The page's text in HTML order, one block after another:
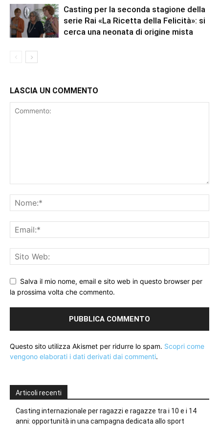
Casting per la seconda stagione della
serie Rai «La Ricetta della Felicità»: si
cerca una neonata di origine mista
LASCIA UN COMMENTO
Salva il mio nome, email e sito web in questo browser per
la prossima volta che commento.
Questo sito utilizza Akismet per ridurre lo spam. Scopri come
vengono elaborati i dati derivati dai commenti.
Articoli recenti
Casting internazionale per ragazzi e ragazze tra i 10 e i 14
anni: opportunità in una campagna dedicata allo sport